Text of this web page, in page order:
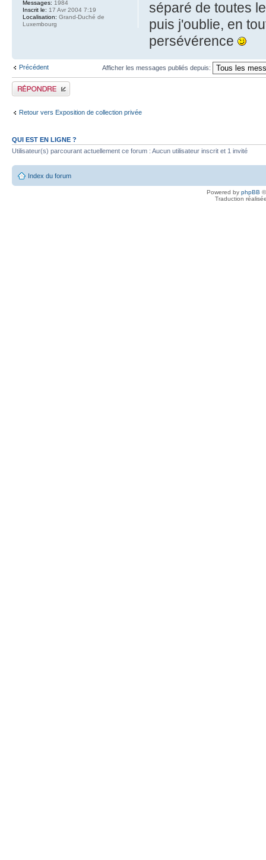
séparé de toutes
puis j'oublie, en
persévérence
Messages: 1984
Inscrit le: 17 Avr 2004 7:19
Localisation: Grand-Duché de
Luxembourg
Précédent Afficher les messages publiés depuis:
Publier une réponse
Retour vers Exposition de collection privée
QUI EST EN LIGNE ?
Utilisateur(s) parcourant actuellement ce forum : Aucun utilisateur inscrit et 1 invité
Index du forum
Powered by phpBB
Traduction